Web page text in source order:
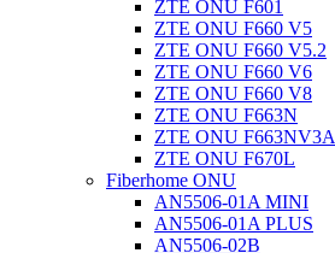
ZTE ONU F601
ZTE ONU F660 V5
ZTE ONU F660 V5.2
ZTE ONU F660 V6
ZTE ONU F660 V8
ZTE ONU F663N
ZTE ONU F663NV3A
ZTE ONU F670L
Fiberhome ONU
AN5506-01A MINI
AN5506-01A PLUS
AN5506-02B